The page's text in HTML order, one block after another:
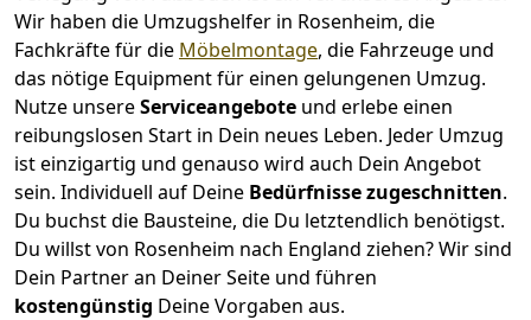
Wir haben die Umzugshelfer in Rosenheim, die
Fachkräfte für die Möbelmontage, die Fahrzeuge und
das nötige Equipment für einen gelungenen Umzug.
Nutze unsereServiceangebote und erlebe einen
reibungslosen Start in Dein neues Leben. Jeder Umzug
ist einzigartig und genauso wird auch Dein Angebot
sein. Individuell auf Deine Bedürfnisse zugeschnitten.
Du buchst die Bausteine, die Du letztendlich benötigst.
Du willst von Rosenheim nach England ziehen? Wir sind
Dein Partner an Deiner Seite und führen
kostengünstig Deine Vorgaben aus.